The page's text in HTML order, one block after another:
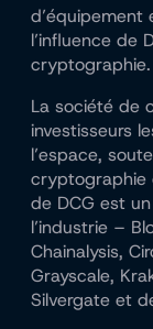
l’influence de
cryptographie.
La société de
investisseurs
l’espace,
cryptographie
de DCG est
l’industrie –
Chainalysis,
Grayscale,
Silvergate et